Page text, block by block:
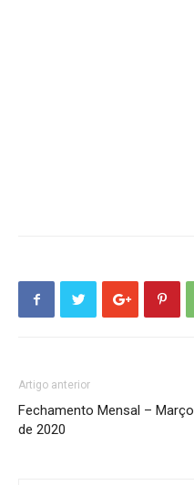
Artigo anterior
Fechamento Mensal – Março
de 2020